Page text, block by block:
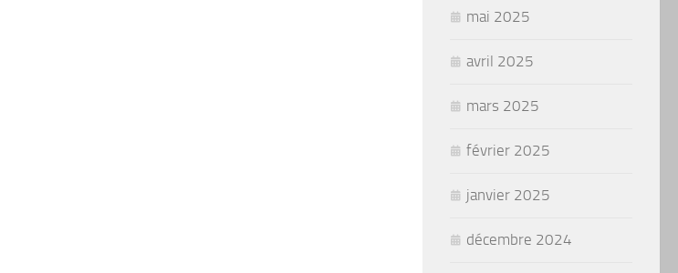
mai 2025
avril 2025
mars 2025
février 2025
janvier 2025
décembre 2024